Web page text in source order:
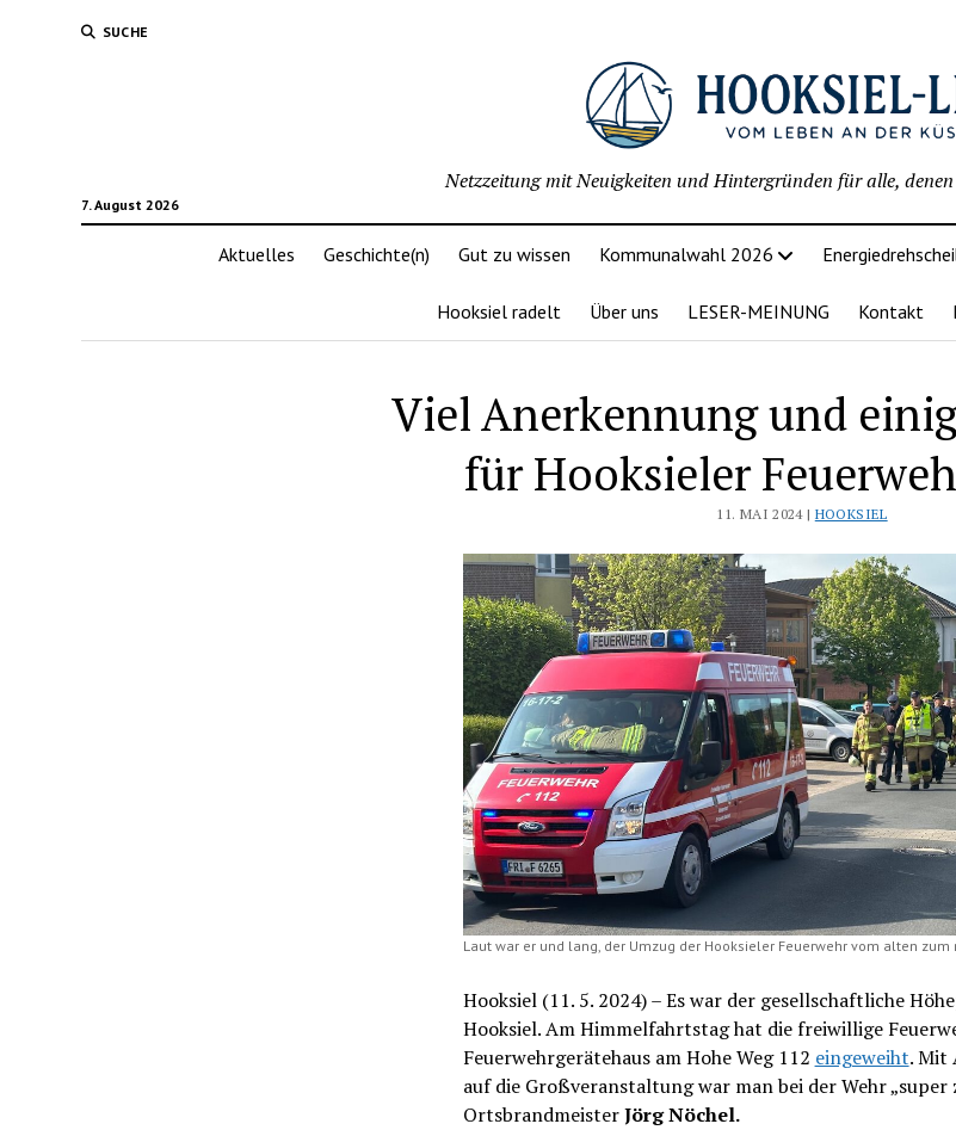
SUCHE
7. August 2026
Netzzeitung mit Neuigkeiten und Hintergründen für alle,
Aktuelles Geschichte(n) Gut zu wissen Kommunalwahl 2026
Hooksiel radelt Über uns LESER-MEINUNG Kontakt
Viel Anerkennung und
für Hooksieler
11. MAI 2024 | HOOKSIEL
Laut war er und lang, der Umzug der Hooksieler Feuerwehr vom alten zum
Hooksiel (11. 5. 2024) – Es war der gesellschaftliche
Hooksiel. Am Himmelfahrtstag hat die freiwillige
Feuerwehrgerätehaus am Hohe Weg 112 eingeweiht. Mit
auf die Großveranstaltung war man bei der Wehr „super
OrtsbrandmeisterJörg Nöchel.